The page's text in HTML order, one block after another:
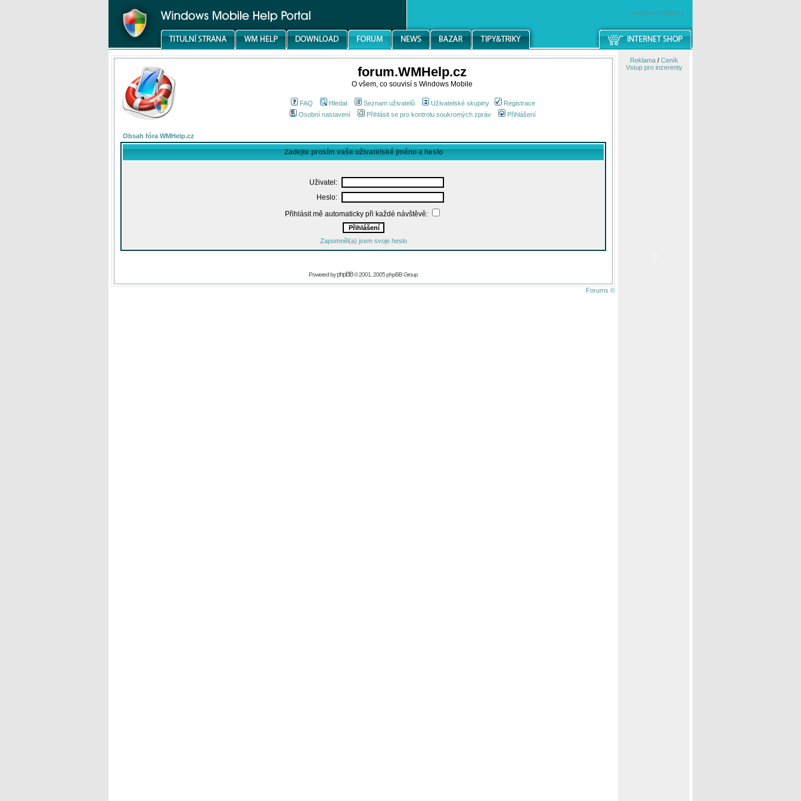
windowsmobile.cz
forum.WMHelp.cz
O všem, co souvisí s Windows Mobile
FAQ Hledat Seznam uživatelů Uživatelské skupiny
Registrace
Osobní nastavení
Přihlásit se pro kontrolu soukromých zpráv Přihlášení
Obsah fóra WMHelp.cz
Zadejte prosím vaše uživatelské jméno a heslo
Uživatel:
Heslo:
Přihlásit mě automaticky při každé návštěvě:
Zapomněl(a) jsem svoje heslo
Powered byphpBB© 2001, 2005 phpBB Group
Forums ©
Reklama/ Ceník
Vstup pro inzerenty